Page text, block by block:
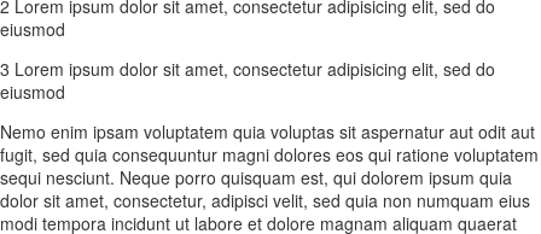
2 Lorem ipsum dolor sit amet, consectetur adipisicing elit, sed do
eiusmod
3 Lorem ipsum dolor sit amet, consectetur adipisicing elit, sed do
eiusmod
Nemo enim ipsam voluptatem quia voluptas sit aspernatur aut odit aut
fugit, sed quia consequuntur magni dolores eos qui ratione voluptatem
sequi nesciunt. Neque porro quisquam est, qui dolorem ipsum quia
dolor sit amet, consectetur, adipisci velit, sed quia non numquam eius
modi tempora incidunt ut labore et dolore magnam aliquam quaerat